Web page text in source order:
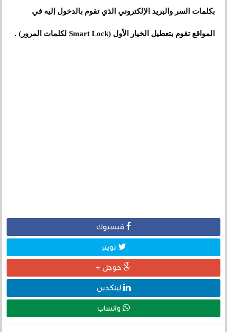
بكلمات السر والبريد الإلكتروني الذي تقوم بالدخول إليه في
المواقع تقوم بتعطيل الخيار الأول (Smart Lock لكلمات المرور) .
فيسبوك
تويتر
جوجل +
لينكدين
واتساب